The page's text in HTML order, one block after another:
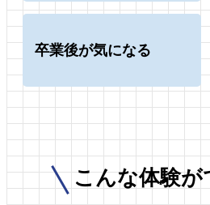
卒業後が気になる
こんな体験が